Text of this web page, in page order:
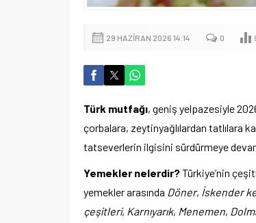
29 HAZIRAN 2026 14:14 0
Türk mutfağı, geniş yelpazesiyle
çorbalara, zeytinyağlılardan tatlılara
tatseverlerin ilgisini sürdürmeye
Yemekler nelerdir?Türkiye’nin
yemekler arasında Döner, İskender
çeşitleri, Karnıyarık, Menemen,